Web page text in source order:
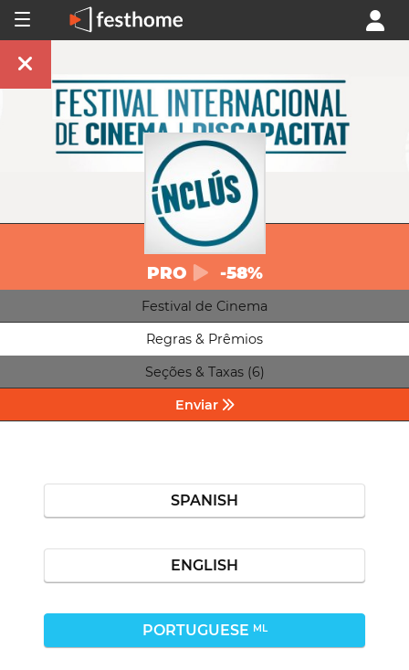
PRO -58%
Festival de Cinema
Regras & Prêmios
Seções & Taxas (6)
Enviar
SPANISH
ENGLISH
PORTUGUESE ML